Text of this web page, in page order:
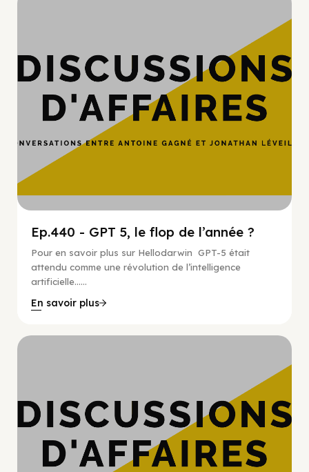
Ep.440 - GPT 5, le flop de l’année ?
Pour en savoir plus sur Hellodarwin GPT-5 était
attendu comme une révolution de l’intelligence
artificielle…...
En savoir plus